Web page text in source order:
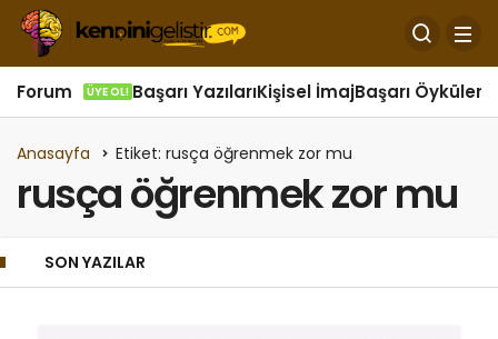
Forum ÜYE OL! Başarı YazılarıKişisel İmajBaşarı Öyküleri
Anasayfa Etiket: rusça öğrenmek zor mu
rusça öğrenmek zor mu
SON YAZILAR